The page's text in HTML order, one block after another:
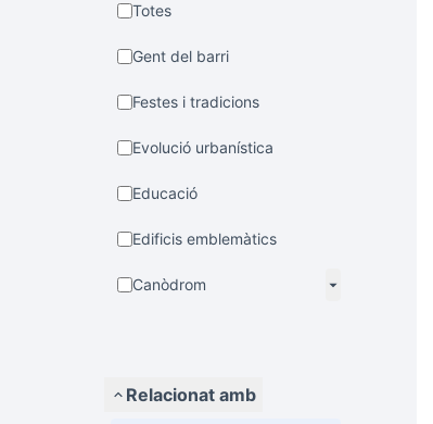
Totes
Gent del barri
Festes i tradicions
Evolució urbanística
Educació
Edificis emblemàtics
Canòdrom
Relacionat amb